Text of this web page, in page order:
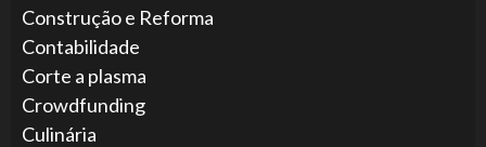
Construção e Reforma
Contabilidade
Corte a plasma
Crowdfunding
Culinária